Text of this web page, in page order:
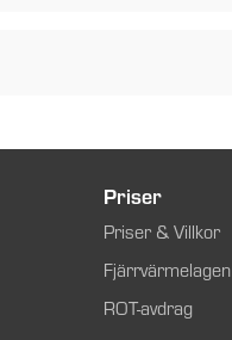
Priser
Priser & Villkor
Fjärrvärmelagen
ROT-avdrag